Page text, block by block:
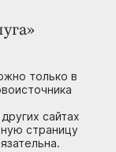
только в
сайтах
страницу